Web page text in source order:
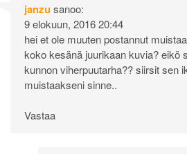
janzusanoo:
9 elokuun, 2016 20:44
hei et ole muuten postannut
koko kesänä juurikaan kuvia? eikö
kunnon viherpuutarha?? siirsit sen
muistaakseni sinne..
Vastaa